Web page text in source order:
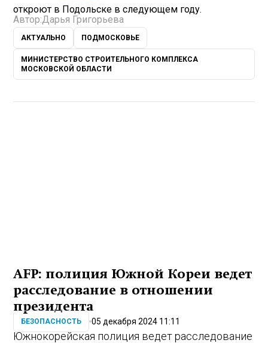
откроют в Подольске в следующем году.
Автор:Дарья Григорьева
АКТУАЛЬНО ПОДМОСКОВЬЕ
МИНИСТЕРСТВО СТРОИТЕЛЬНОГО КОМПЛЕКСА
МОСКОВСКОЙ ОБЛАСТИ
AFP: полиция Южной Кореи ведет
расследование в отношении
президента
БЕЗОПАСНОСТЬ 05 декабря 2024 11:11
Южнокорейская полиция ведет расследование